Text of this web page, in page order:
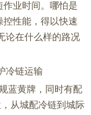
业时间。哪怕是
性能，得以快速
论在什么样的路况
蓝黄牌，同时有配
从城配冷链到城际